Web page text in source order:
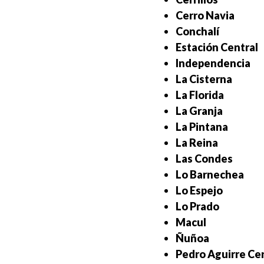
Cerro Navia
Conchalí
Estación Central
Independencia
La Cisterna
La Florida
La Granja
La Pintana
La Reina
Las Condes
Lo Barnechea
Lo Espejo
Lo Prado
Macul
Ñuñoa
Pedro Aguirre